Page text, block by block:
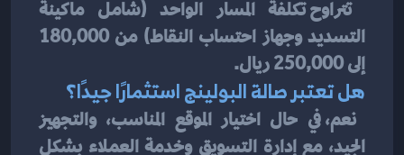
إلى 250,000 ريال.
هل تعتبر صالة البولينج استثمارًا جيدًا؟
نعم، في حال اختيار الموقع المناسب، والتجهيز